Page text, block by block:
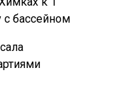
бассейном